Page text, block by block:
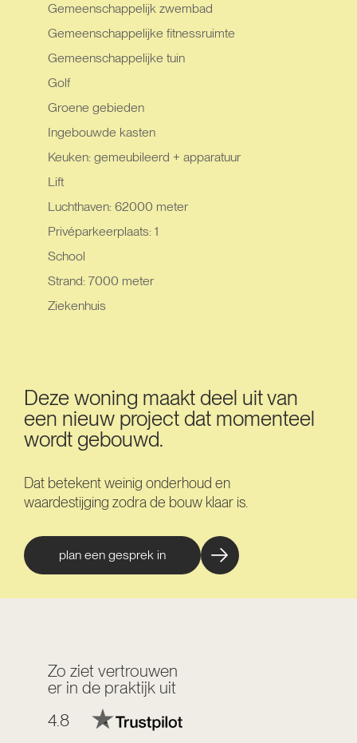
Gemeenschappelijk zwembad
Gemeenschappelijke fitnessruimte
Gemeenschappelijke tuin
Golf
Groene gebieden
Ingebouwde kasten
Keuken: gemeubileerd + apparatuur
Lift
Luchthaven: 62000 meter
Privéparkeerplaats: 1
School
Strand: 7000 meter
Ziekenhuis
Deze woning maakt deel uit van
een nieuw project dat momenteel
wordt gebouwd.
Dat betekent weinig onderhoud en
waardestijging zodra de bouw klaar is.
plan een gesprek in
Zo ziet vertrouwen
er in de praktijk uit
4.8